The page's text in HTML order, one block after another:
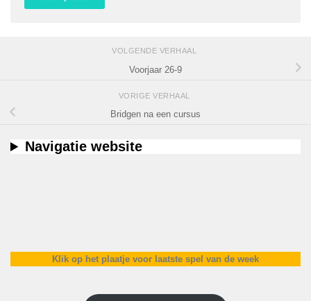
VOLGENDE VERHAAL
Voorjaar 26-9
VORIGE VERHAAL
Bridgen na een cursus
Navigatie website
Klik op het plaatje voor laatste spel van de week